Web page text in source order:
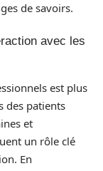
de savoirs.
avec les
est plus
des patients
et
un rôle clé
En